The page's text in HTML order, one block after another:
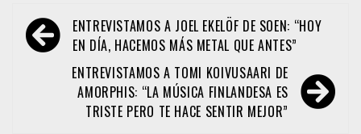
Navegación
de
entradas
ENTREVISTAMOS A JOEL EKELÖF DE SOEN: “HOY
EN DÍA, HACEMOS MÁS METAL QUE ANTES”
ENTREVISTAMOS A TOMI KOIVUSAARI DE
AMORPHIS: “LA MÚSICA FINLANDESA ES
TRISTE PERO TE HACE SENTIR MEJOR”